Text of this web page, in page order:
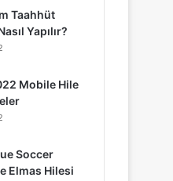
Taahhüt
Yapılır?
Mobile Hile
Soccer
Elmas Hilesi